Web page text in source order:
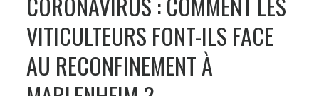
VITICULTEURS FONT-ILS FACE
AU RECONFINEMENT À